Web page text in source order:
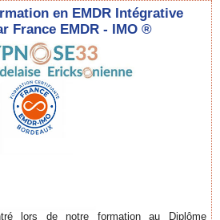
en EMDR Intégrative
France EMDR - IMO ®
lors de notre formation au Diplôme